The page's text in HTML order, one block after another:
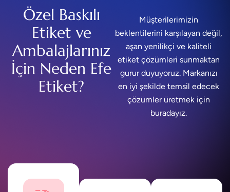
Özel Baskılı
Etiket ve
Ambalajlarınız
İçin Neden Efe
Etiket?
Müşterilerimizin
beklentilerini karşılayan değil,
aşan yenilikçi ve kaliteli
etiket çözümleri sunmaktan
gurur duyuyoruz. Markanızı
en iyi şekilde temsil edecek
çözümler üretmek için
buradayız.